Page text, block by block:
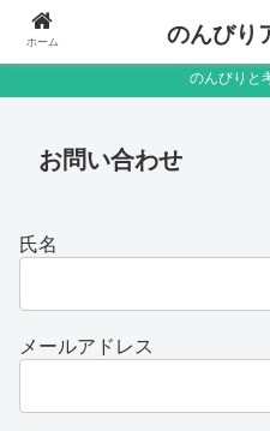
のんびりと
お問い合わせ
氏名
メールアドレス
ホーム のんびり